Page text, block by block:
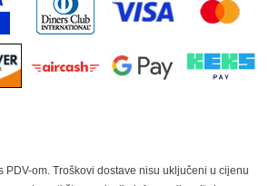
PDV-om. Troškovi dostave nisu uključeni u cijenu